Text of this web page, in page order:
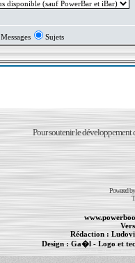
Messages Sujets
Pour soutenir le développement
Powered
Rédaction :
Design : Ga�l- Logo et